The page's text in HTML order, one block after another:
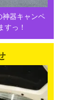
神器キャンペ
すっ！